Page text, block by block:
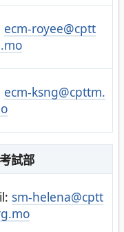
ecm-royee@cptt
ecm-ksng@cpttm.
試部
sm-helena@cptt